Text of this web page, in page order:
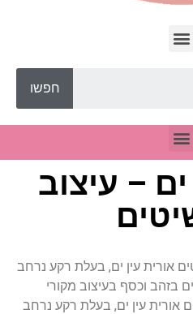
חפשו
ים – עיצוב
אורית עין ים, בעלת רקע נרחב
בזהב וכסף בעיצוב מקורי
אורית עין ים, בעלת רקע נרחב